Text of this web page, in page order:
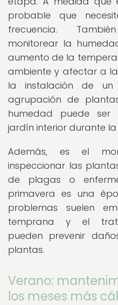
probable que
frecuencia.
monitorear la
aumento de la
ambiente y afectar a
la instalación de
agrupación de
humedad puede ser
jardín interior durante
Además, es el
inspeccionar las
de plagas o
primavera es una
problemas suelen
temprana y el
pueden prevenir
plantas.
Verano:
los meses más